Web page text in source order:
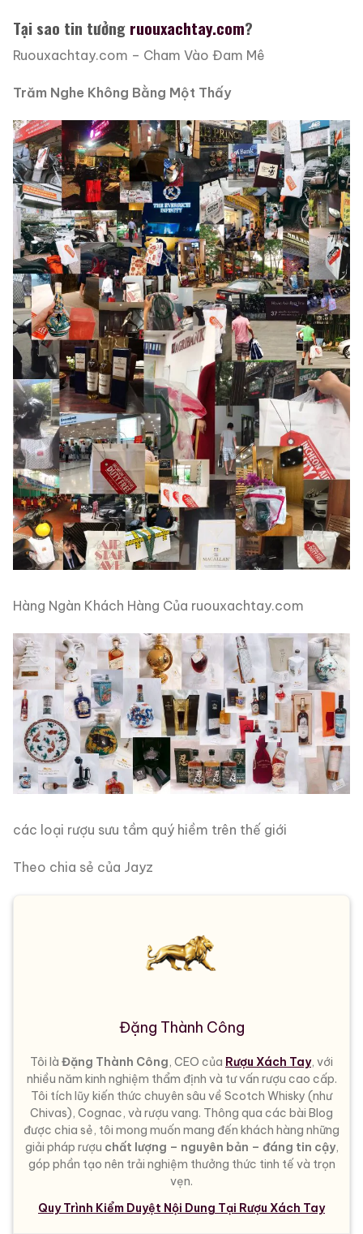
Tại sao tin tưởng ruouxachtay.com?
Ruouxachtay.com – Cham Vào Đam Mê
Trăm Nghe Không Bằng Một Thấy
Hàng Ngàn Khách Hàng Của ruouxachtay.com
các loại rượu sưu tầm quý hiềm trên thế giới
Theo chia sẻ của Jayz
Đặng Thành Công
Tôi là Đặng Thành Công, CEO của Rượu Xách Tay, với
nhiều năm kinh nghiệm thẩm định và tư vấn rượu cao cấp.
Tôi tích lũy kiến thức chuyên sâu về Scotch Whisky (như
Chivas), Cognac, và rượu vang. Thông qua các bài Blog
được chia sẻ, tôi mong muốn mang đến khách hàng những
giải pháp rượu chất lượng – nguyên bản – đáng tin cậy,
góp phần tạo nên trải nghiệm thưởng thức tinh tế và trọn
vẹn.
Quy Trình Kiểm Duyệt Nội Dung Tại Rượu Xách Tay